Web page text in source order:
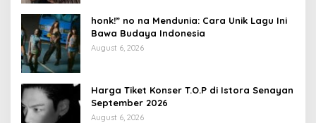
honk!” no na Mendunia: Cara Unik Lagu Ini
Bawa Budaya Indonesia
August 6, 2026
Harga Tiket Konser T.O.P di Istora Senayan
September 2026
August 6, 2026